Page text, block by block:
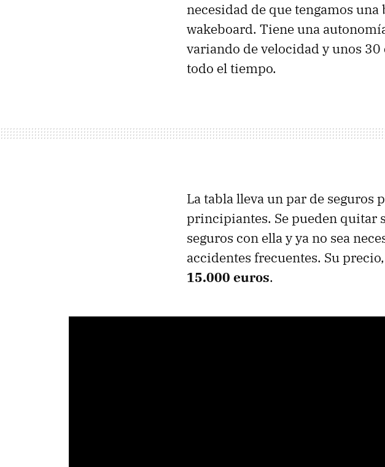
necesidad de que tengamos
wakeboard. Tiene una
variando de velocidad y unos
todo el tiempo.
La tabla lleva un par de seguros
principiantes. Se pueden quitar
seguros con ella y ya no sea
accidentes frecuentes. Su
15.000 euros.